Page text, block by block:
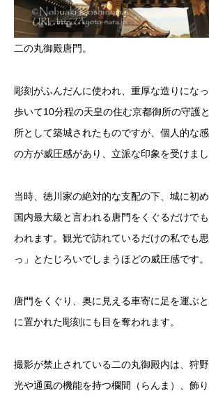
二の丸御殿唐門。
彫刻がふんだんに使われ、重厚な造りにな
歩いて10分程の天皇の住む京都御所の守護
所として築城されたものですが、個人的な
の方が威圧感があり、立派な印象を受けまし
当時、徳川家の絶対的な支配の下、城に初
国内最大級と言われる唐門をくぐるだけで
われます。観光で訪れているだけの私でも
っ」とたじろいでしまうほどの威圧感です。
唐門をくぐり、奥に見える車寄に足を運ぶ
に置かれた彫刻にも目を奪われます。
撮影が禁止されている二の丸御殿内は、狩
光や通風の機能を持つ欄間（らんま）、飾